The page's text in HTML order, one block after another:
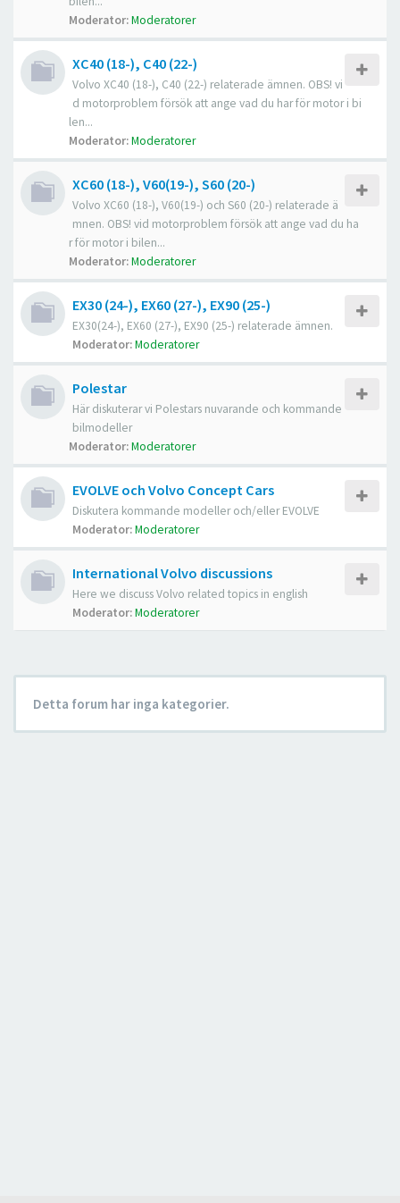
Moderator:Moderatorer
XC40 (18-), C40 (22-)
Volvo XC40 (18-), C40 (22-) relaterade ämnen. OBS! vi
d motorproblem försök att ange vad du har för motor i bi
len...
Moderator:Moderatorer
XC60 (18-), V60(19-), S60 (20-)
Volvo XC60 (18-), V60(19-) och S60 (20-) relaterade ä
mnen. OBS! vid motorproblem försök att ange vad du ha
r för motor i bilen...
Moderator:Moderatorer
EX30 (24-), EX60 (27-), EX90 (25-)
EX30(24-), EX60 (27-), EX90 (25-) relaterade ämnen.
Moderator:Moderatorer
Polestar
Här diskuterar vi Polestars nuvarande och kommande
bilmodeller
Moderator:Moderatorer
EVOLVE och Volvo Concept Cars
Diskutera kommande modeller och/eller EVOLVE
Moderator:Moderatorer
International Volvo discussions
Here we discuss Volvo related topics in english
Moderator:Moderatorer
Detta forum har inga kategorier.